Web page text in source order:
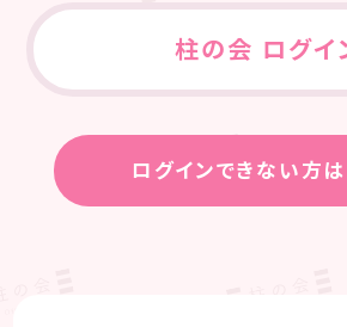
柱の会 ログイ
ログインできない方は